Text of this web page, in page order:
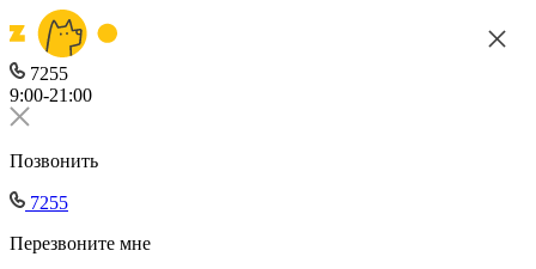
7255
9:00-21:00
Позвонить
7255
Перезвоните мне